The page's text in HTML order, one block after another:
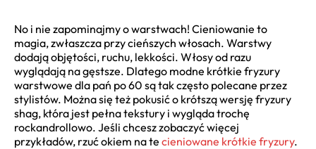
No i nie zapominajmy o warstwach! Cieniowanie to
magia, zwłaszcza przy cieńszych włosach. Warstwy
dodają objętości, ruchu, lekkości. Włosy od razu
wyglądają na gęstsze. Dlatego modne krótkie fryzury
warstwowe dla pań po 60 są tak często polecane przez
stylistów. Można się też pokusić o krótszą wersję fryzury
shag, która jest pełna tekstury i wygląda trochę
rockandrollowo. Jeśli chcesz zobaczyć więcej
przykładów, rzuć okiem na te cieniowane krótkie fryzury.